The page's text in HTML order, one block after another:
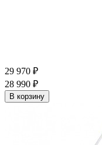
29 970 ₽
28 990 ₽
В корзину